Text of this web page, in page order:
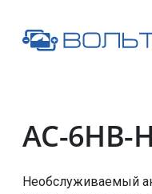
АС-6НВ-
Необслуживаемый